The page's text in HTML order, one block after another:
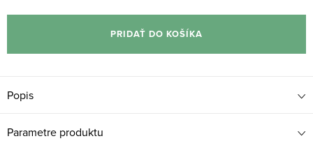
cena:
PRIDAŤ DO KOŠÍKA
Popis
Parametre produktu